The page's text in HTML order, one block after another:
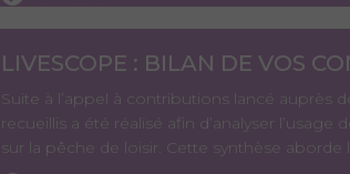
LIVESCOPE : BILAN DE VOS
Suite à l’appel à contributions lancé auprès
recueillis a été réalisé afin d’analyser
sur la pêche de loisir. Cette synthèse aborde